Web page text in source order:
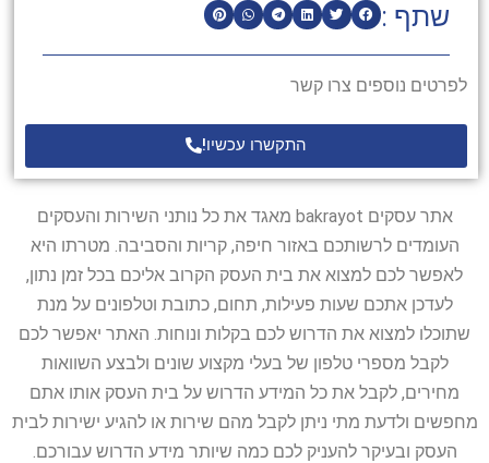
שתף :
לפרטים נוספים צרו קשר
התקשרו עכשיו!
אתר עסקים bakrayot מאגד את כל נותני השירות והעסקים
העומדים לרשותכם באזור חיפה, קריות והסביבה. מטרתו היא
לאפשר לכם למצוא את בית העסק הקרוב אליכם בכל זמן נתון,
לעדכן אתכם שעות פעילות, תחום, כתובת וטלפונים על מנת
שתוכלו למצוא את הדרוש לכם בקלות ונוחות. האתר יאפשר לכם
לקבל מספרי טלפון של בעלי מקצוע שונים ולבצע השוואות
מחירים, לקבל את כל המידע הדרוש על בית העסק אותו אתם
מחפשים ולדעת מתי ניתן לקבל מהם שירות או להגיע ישירות לבית
העסק ובעיקר להעניק לכם כמה שיותר מידע הדרוש עבורכם.